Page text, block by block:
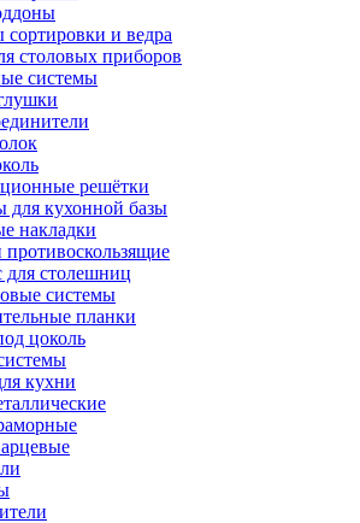
и ведра
столовых приборов
системы
решётки
для кухонной базы
накладки
для столешниц
системы
планки
цоколь
кухни